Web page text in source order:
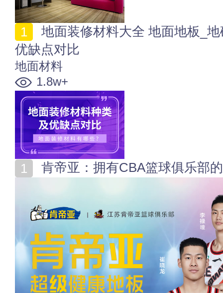
优缺点对比
地面材料
1.8w+
肯帝亚：拥有CBA篮球俱乐部